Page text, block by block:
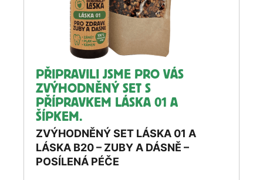
PŘIPRAVILI JSME PRO VÁS
ZVÝHODNĚNÝ SET S
PŘÍPRAVKEM LÁSKA 01 A
ŠÍPKEM.
ZVÝHODNĚNÝ SET LÁSKA 01 A
LÁSKA B20 – ZUBY A DÁSNĚ –
POSÍLENÁ PÉČE